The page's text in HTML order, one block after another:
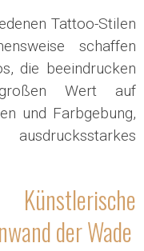
Tattoo-Stilen
schaffen
die beeindrucken
Wert auf
und Farbgebung,
der Wade